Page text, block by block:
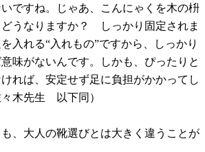
ですね。じゃあ、こんにゃくを木の枡
どうなりますか？ しっかり固定されま
入れる“入れもの”ですから、しっかり
味がないんです。しかも、ぴったりと
れば、安定せず足に負担がかかってし
木先生 以下同）
、大人の靴選びとは大きく違うことが